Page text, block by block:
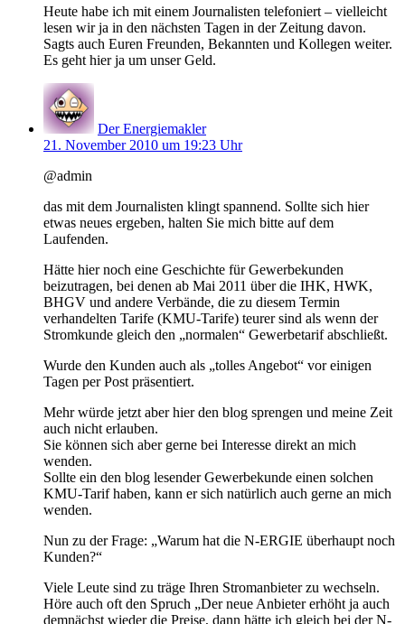
Heute habe ich mit einem Journalisten telefoniert – vielleicht
lesen wir ja in den nächsten Tagen in der Zeitung davon.
Sagts auch Euren Freunden, Bekannten und Kollegen weiter.
Es geht hier ja um unser Geld.
Der Energiemakler
21. November 2010 um 19:23 Uhr
@admin
das mit dem Journalisten klingt spannend. Sollte sich hier
etwas neues ergeben, halten Sie mich bitte auf dem
Laufenden.
Hätte hier noch eine Geschichte für Gewerbekunden
beizutragen, bei denen ab Mai 2011 über die IHK, HWK,
BHGV und andere Verbände, die zu diesem Termin
verhandelten Tarife (KMU-Tarife) teurer sind als wenn der
Stromkunde gleich den „normalen“ Gewerbetarif abschließt.
Wurde den Kunden auch als „tolles Angebot“ vor einigen
Tagen per Post präsentiert.
Mehr würde jetzt aber hier den blog sprengen und meine Zeit
auch nicht erlauben.
Sie können sich aber gerne bei Interesse direkt an mich
wenden.
Sollte ein den blog lesender Gewerbekunde einen solchen
KMU-Tarif haben, kann er sich natürlich auch gerne an mich
wenden.
Nun zu der Frage: „Warum hat die N-ERGIE überhaupt noch
Kunden?“
Viele Leute sind zu träge Ihren Stromanbieter zu wechseln.
Höre auch oft den Spruch „Der neue Anbieter erhöht ja auch
demnächst wieder die Preise, dann hätte ich gleich bei der N-